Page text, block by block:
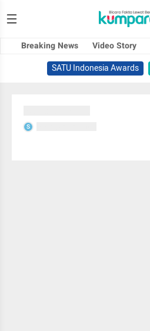
Breaking News Video Story
SATU Indonesia Awards
S